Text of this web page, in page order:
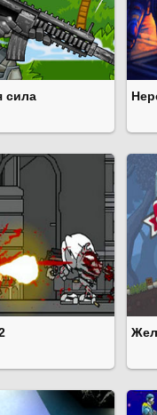
сила